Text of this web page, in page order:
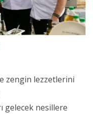
zengin lezzetlerini
gelecek nesillere